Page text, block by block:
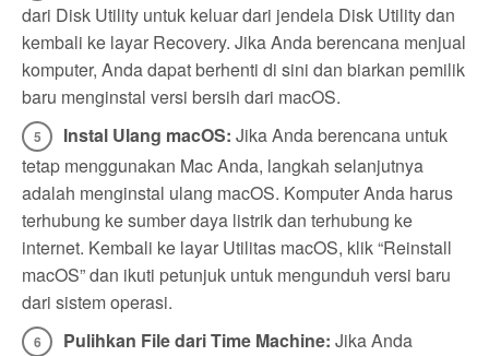
dari Disk Utility untuk keluar dari jendela Disk Utility dan
kembali ke layar Recovery. Jika Anda berencana menjual
komputer, Anda dapat berhenti di sini dan biarkan pemilik
baru menginstal versi bersih dari macOS.
Instal Ulang macOS: Jika Anda berencana untuk
tetap menggunakan Mac Anda, langkah selanjutnya
adalah menginstal ulang macOS. Komputer Anda harus
terhubung ke sumber daya listrik dan terhubung ke
internet. Kembali ke layar Utilitas macOS, klik “Reinstall
macOS” dan ikuti petunjuk untuk mengunduh versi baru
dari sistem operasi.
Pulihkan File dari Time Machine: Jika Anda